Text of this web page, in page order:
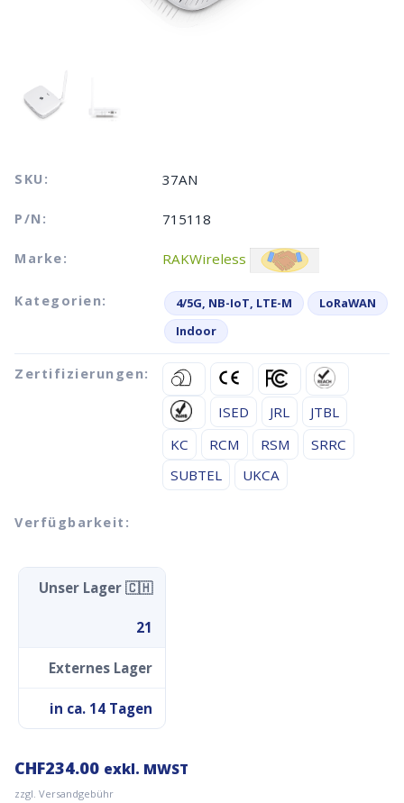
SKU: 37AN
P/N: 715118
Marke: RAKWireless
Kategorien: 4/5G, NB-IoT, LTE-M
LoRaWAN
Indoor
Zertifizierungen:
ISED JRL
JTBL
KC
RCM RSM
SRRC
SUBTEL
UKCA
Verfügbarkeit:
Unser Lager 🇨🇭
21
Externes Lager
in ca. 14 Tagen
CHF234.00 exkl. MWST
zzgl. Versandgebühr